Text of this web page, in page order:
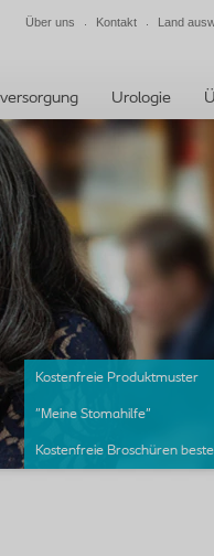
Über uns Kontakt Land
Urologie
Kostenfreie Produktmuster
"Meine Stomahilfe"
Kostenfreie Broschüren